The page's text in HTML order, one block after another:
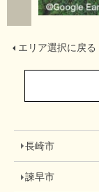
エリア選択に戻る
長崎市
諫早市